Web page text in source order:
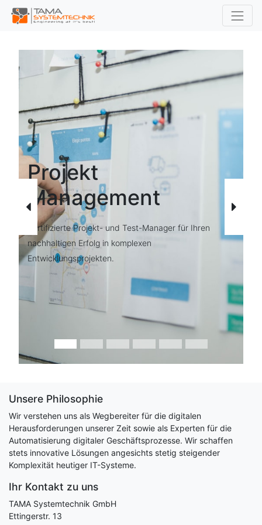
Projekt
Management
Zertifizierte Projekt- und Test-Manager für Ihren
nachhaltigen Erfolg in komplexen
Entwicklungsprojekten.
Bisherige
Unsere Philosophie
Wir verstehen uns als Wegbereiter für die digitalen
Herausforderungen unserer Zeit sowie als Experten für die
Automatisierung digitaler Geschäftsprozesse. Wir schaffen
stets innovative Lösungen angesichts stetig steigender
Komplexität heutiger IT-Systeme.
Ihr Kontakt zu uns
TAMA Systemtechnik GmbH
Ettingerstr. 13